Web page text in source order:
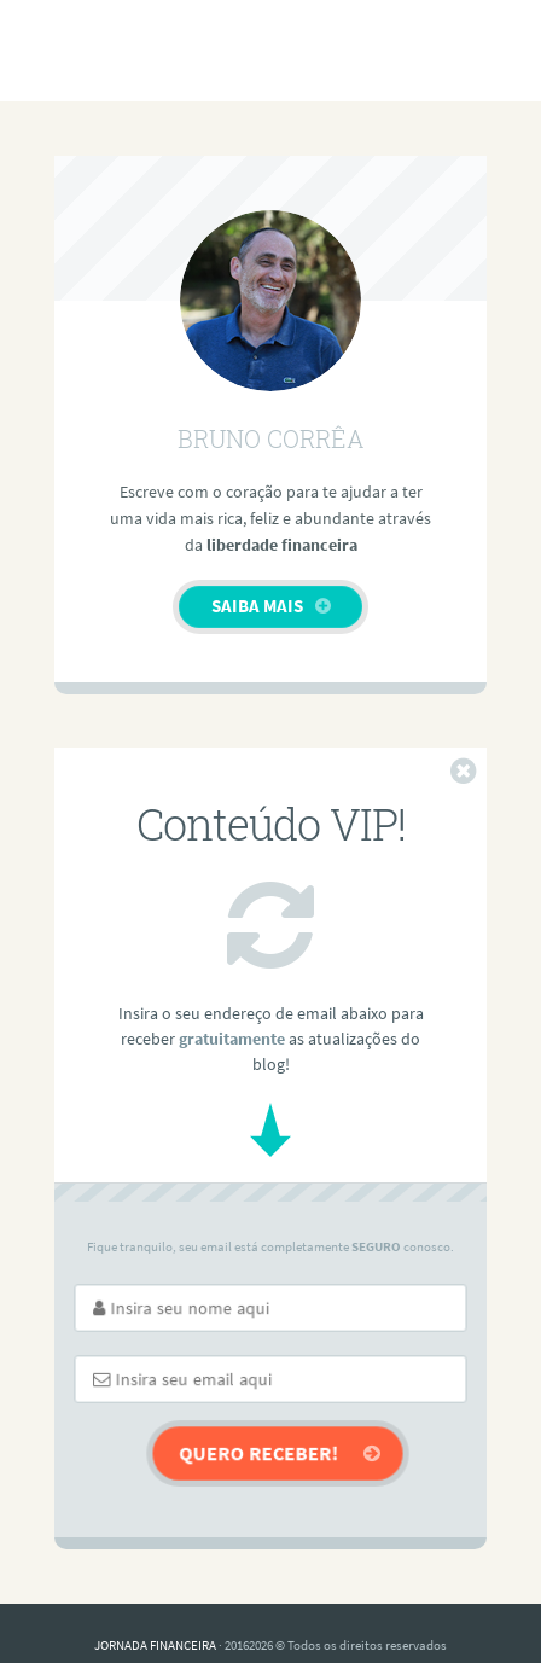
BRUNO CORRÊA
Escreve com o coração para te ajudar a ter
uma vida mais rica, feliz e abundante através
da liberdade financeira
SAIBA MAIS
Conteúdo VIP!
Insira o seu endereço de email abaixo para
recebergratuitamenteas atualizações do
blog!
Fique tranquilo, seu email está completamente SEGURO conosco.
JORNADA FINANCEIRA · 20162026 © Todos os direitos reservados